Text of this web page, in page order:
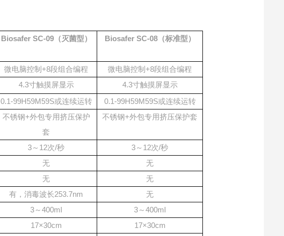
Biosafer SC-09（灭菌型） Biosafer SC-08（标准型）
微电脑控制+8段组合编程
微电脑控制+8段组合编程
4.3寸触摸屏显示
4.3寸触摸屏显示
0.1-99H59M59S或连续运转
0.1-99H59M59S或连续运转
不锈钢+外包专用挤压保护
套
不锈钢+外包专用挤压保护套
3～12次/秒
3～12次/秒
无
无
无
无
有，消毒波长253.7nm
无
3～400ml
3～400ml
17×30cm
17×30cm